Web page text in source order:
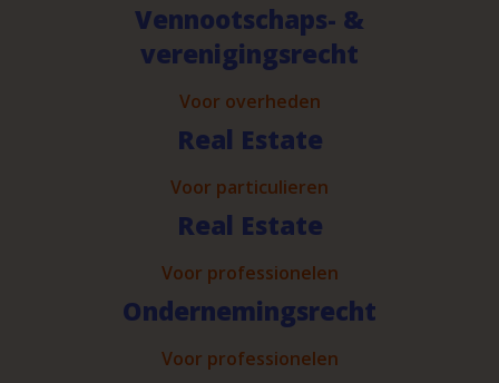
Vennootschaps- &
verenigingsrecht
Voor overheden
Real Estate
Voor particulieren
Real Estate
Voor professionelen
Ondernemingsrecht
Voor professionelen